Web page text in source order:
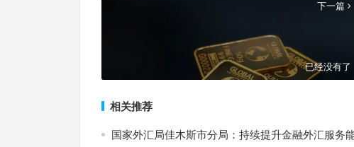
下一篇
已经没有了
相关推荐
国家外汇局佳木斯市分局：持续提升金融外汇服务